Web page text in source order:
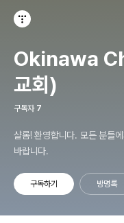
Okinawa
교회)
구독자 7
샬롬! 환영합니다. 모든 분들
바랍니다.
구독하기 방명록